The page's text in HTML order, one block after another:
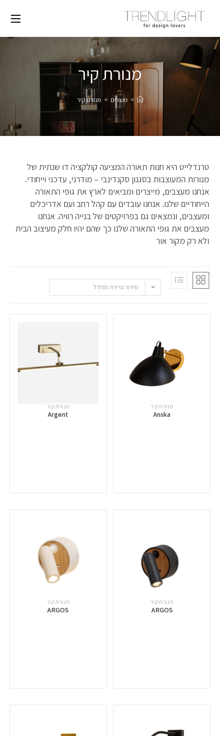
מנורת קיר
> מוצרים > מנורת קיר
טרנדלייט היא חנות תאורה המציעה קולקציה דו שנתית של
מנורות המעוצבות בסגנון סקנדינבי – מודרני, עדכני וייחודי.
אנחנו מעצבים, מייצרים ומביאים לארץ את גופי התאורה
הייחודיים שלנו. אנחנו עובדים עם קהל רחב ועם אדריכלים
ומעצבים, ונמצאים גם בפרויקטים של בנייה רוויה. אנחנו
מעצבים את גופי התאורה שלנו כך שהם יהיו חלק מעיצוב הבית
ולא רק מקור אור
סידור ברירת מחדל
מנורת קיר
Anska
מנורת קיר
Argent
מנורת קיר
ARGOS
מנורת קיר
ARGOS